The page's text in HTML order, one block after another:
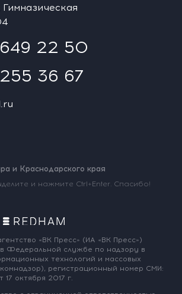
649 22 50
36 67
и Краснодарского края
и нажмите Ctrl+Enter. Спасибо!
«ВК Пресс» (ИА «ВК Пресс»)
в Федеральной службе по надзору в
технологий и массовых
регистрационный номер СМИ:
17 октября 2017 г.